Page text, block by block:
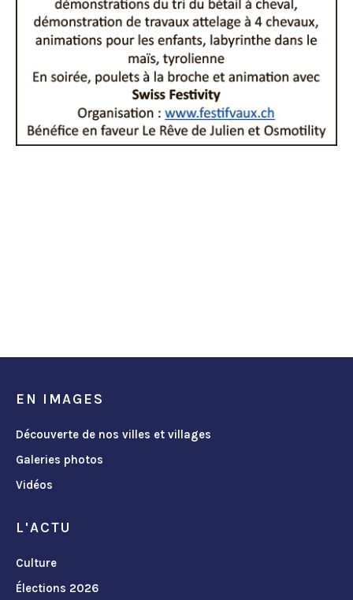
EN IMAGES
Découverte de nos villes et villages
Galeries photos
Vidéos
L'ACTU
Culture
Élections 2026